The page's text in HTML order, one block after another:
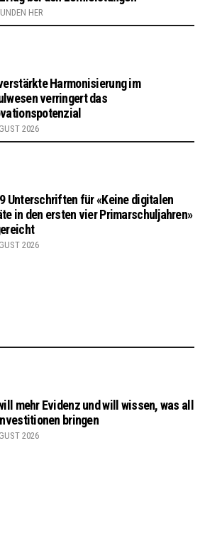
HER
Harmonisierung im
verringert das
2026
Unterschriften für «Keine digitalen
in den ersten vier Primarschuljahren»
2026
mehr Evidenz und will wissen, was all
bringen
2026